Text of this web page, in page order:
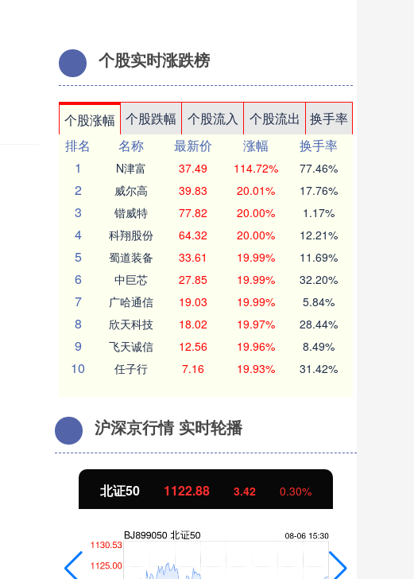
个股实时涨跌榜
个股涨幅 个股跌幅 个股流入 个股流出
换手率
排名
名称 最新价 涨幅
换手率
1
N津富 37.49 114.72% 77.46%
2 威尔高 39.83 20.01% 17.76%
3 锴威特 77.82 20.00% 1.17%
4 科翔股份 64.32 20.00% 12.21%
5 蜀道装备 33.61 19.99% 11.69%
6 中巨芯 27.85 19.99% 32.20%
7 广哈通信 19.03 19.99% 5.84%
8 欣天科技 18.02 19.97% 28.44%
9 飞天诚信 12.56 19.96% 8.49%
10 任子行 7.16 19.93% 31.42%
沪深京行情 实时轮播
创业板指 3515.56 -19.58 -0.55%